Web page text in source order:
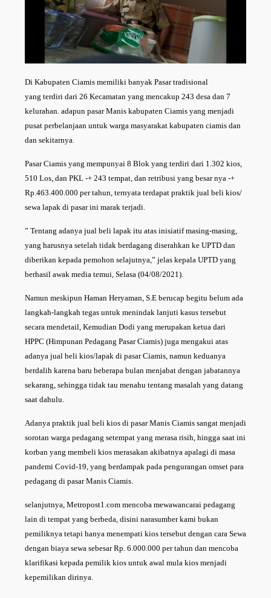
Di Kabupaten Ciamis memiliki banyak Pasar tradisional
yang terdiri dari 26 Kecamatan yang mencakup 243 desa dan 7
kelurahan. adapun pasar Manis kabupaten Ciamis yang menjadi
pusat perbelanjaan untuk warga masyarakat kabupaten ciamis dan
dan sekitarnya.
Pasar Ciamis yang mempunyai 8 Blok yang terdiri dari 1.302 kios,
510 Los, dan PKL -+ 243 tempat, dan retribusi yang besar nya -+
Rp.463.400.000 per tahun, ternyata terdapat praktik jual beli kios/
sewa lapak di pasar ini marak terjadi.
” Tentang adanya jual beli lapak itu atas inisiatif masing-masing,
yang harusnya setelah tidak berdagang diserahkan ke UPTD dan
diberikan kepada pemohon selajutnya,” jelas kepala UPTD yang
berhasil awak media temui, Selasa (04/08/2021).
Namun meskipun Haman Heryaman, S.E berucap begitu belum ada
langkah-langkah tegas untuk menindak lanjuti kasus tersebut
secara mendetail, Kemudian Dodi yang merupakan ketua dari
HPPC (Himpunan Pedagang Pasar Ciamis) juga mengakui atas
adanya jual beli kios/lapak di pasar Ciamis, namun keduanya
berdalih karena baru beberapa bulan menjabat dengan jabatannya
sekarang, sehingga tidak tau menahu tentang masalah yang datang
saat dahulu.
Adanya praktik jual beli kios di pasar Manis Ciamis sangat menjadi
sorotan warga pedagang setempat yang merasa risih, hingga saat ini
korban yang membeli kios merasakan akibatnya apalagi di masa
pandemi Covid-19, yang berdampak pada pengurangan omset para
pedagang di pasar Manis Ciamis.
selanjutnya, Metropost1.com mencoba mewawancarai pedagang
lain di tempat yang berbeda, disini narasumber kami bukan
pemiliknya tetapi hanya menempati kios tersebut dengan cara Sewa
dengan biaya sewa sebesar Rp. 6.000.000 per tahun dan mencoba
klarifikasi kepada pemilik kios untuk awal mula kios menjadi
kepemilikan dirinya.